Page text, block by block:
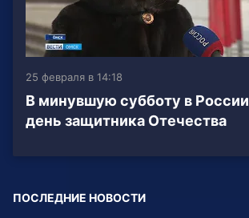
25 февраля в 14:18
В минувшую субботу в
день защитника Отечества
ПОСЛЕДНИЕ НОВОСТИ